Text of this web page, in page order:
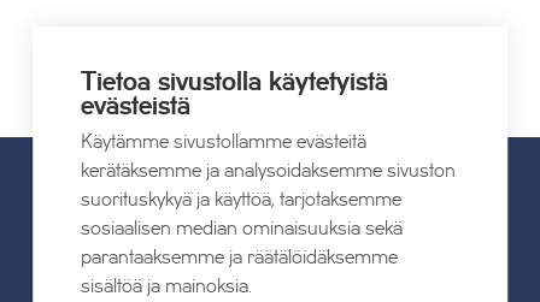
UUTISET
Tietoa sivustolla käytetyistä
evästeistä
Käytämme sivustollamme evästeitä
kerätäksemme ja analysoidaksemme sivuston
suorituskykyä ja käyttöä, tarjotaksemme
sosiaalisen median ominaisuuksia sekä
parantaaksemme ja räätälöidäksemme
sisältöä ja mainoksia.